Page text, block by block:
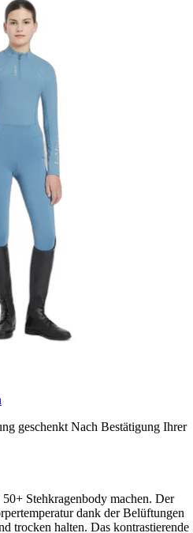
geschenkt Nach Bestätigung Ihrer
Stehkragenbody machen. Der
dank der Belüftungen
trocken halten. Das kontrastierende